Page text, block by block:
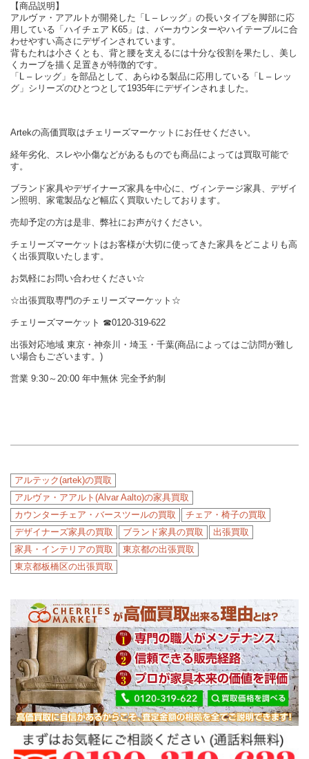
【商品説明】
アルヴァ・アアルトが開発した「L – レッグ」の長いタイプを脚部に応
用している「ハイチェア K65」は、バーカウンターやハイテーブルに合
わせやすい高さにデザインされています。
背もたれは小さくとも、背と腰を支えるには十分な役割を果たし、美し
くカーブを描く足置きが特徴的です。
「L – レッグ」を部品として、あらゆる製品に応用している「L – レッ
グ」シリーズのひとつとして1935年にデザインされました。
Artekの高価買取はチェリーズマーケットにお任せください。
経年劣化、スレや小傷などがあるものでも商品によっては買取可能で
す。
ブランド家具やデザイナーズ家具を中心に、ヴィンテージ家具、デザイ
ン照明、家電製品など幅広く買取いたしております。
売却予定の方は是非、弊社にお声がけください。
チェリーズマーケットはお客様が大切に使ってきた家具をどこよりも高
く出張買取いたします。
お気軽にお問い合わせください☆
☆出張買取専門のチェリーズマーケット☆
チェリーズマーケット ☎︎0120-319-622
出張対応地域 東京・神奈川・埼玉・千葉(商品によってはご訪問が難し
い場合もございます。)
営業 9:30～20:00 年中無休 完全予約制
アルテック(artek)の買取
アルヴァ・アアルト(Alvar Aalto)の家具買取
カウンターチェア・バースツールの買取
チェア・椅子の買取
デザイナーズ家具の買取
ブランド家具の買取
出張買取
家具・インテリアの買取
東京都の出張買取
東京都板橋区の出張買取